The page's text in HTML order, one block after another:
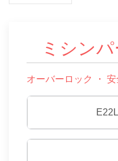
ミシン
オーバーロック ・